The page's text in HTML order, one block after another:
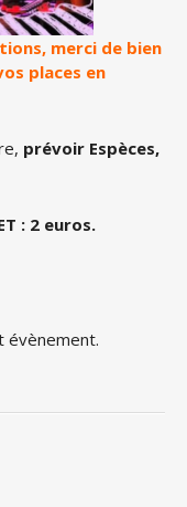
merci de bien
places en
prévoir Espèces,
: 2 euros.
évènement.